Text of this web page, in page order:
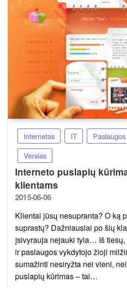
Internetas IT
Verslas
Interneto puslapių
klientams
Posted
2015-06-06
Klientai jūsų nesupranta? O ką
suprastų? Dažniausiai po šių
įsivyrauja nejauki tyla… Iš tiesų,
ir paslaugos vykdytojo žioji
sumažinti nesiryžta nei vieni,
puslapių kūrimas – tai…